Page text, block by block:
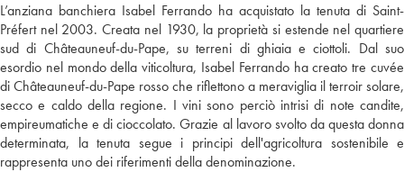
L’anziana banchiera Isabel Ferrando ha acquistato la tenuta di Saint-
Préfert nel 2003. Creata nel 1930, la proprietà si estende nel quartiere
sud di Châteauneuf-du-Pape, su terreni di ghiaia e ciottoli. Dal suo
esordio nel mondo della viticoltura, Isabel Ferrando ha creato tre cuvée
di Châteauneuf-du-Pape rosso che riflettono a meraviglia il terroir solare,
secco e caldo della regione. I vini sono perciò intrisi di note candite,
empireumatiche e di cioccolato. Grazie al lavoro svolto da questa donna
determinata, la tenuta segue i principi dell'agricoltura sostenibile e
rappresenta uno dei riferimenti della denominazione.